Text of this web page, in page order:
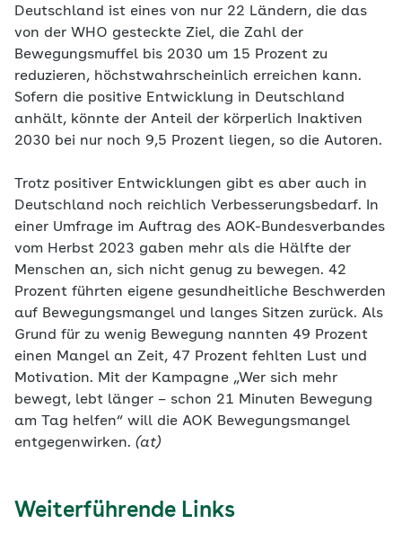
Deutschland ist eines von nur 22 Ländern, die das
von der WHO gesteckte Ziel, die Zahl der
Bewegungsmuffel bis 2030 um 15 Prozent zu
reduzieren, höchstwahrscheinlich erreichen kann.
Sofern die positive Entwicklung in Deutschland
anhält, könnte der Anteil der körperlich Inaktiven
2030 bei nur noch 9,5 Prozent liegen, so die Autoren.
Trotz positiver Entwicklungen gibt es aber auch in
Deutschland noch reichlich Verbesserungsbedarf. In
einer Umfrage im Auftrag des AOK-Bundesverbandes
vom Herbst 2023 gaben mehr als die Hälfte der
Menschen an, sich nicht genug zu bewegen. 42
Prozent führten eigene gesundheitliche Beschwerden
auf Bewegungsmangel und langes Sitzen zurück. Als
Grund für zu wenig Bewegung nannten 49 Prozent
einen Mangel an Zeit, 47 Prozent fehlten Lust und
Motivation. Mit der Kampagne „Wer sich mehr
bewegt, lebt länger – schon 21 Minuten Bewegung
am Tag helfen“ will die AOK Bewegungsmangel
entgegenwirken. (at)
Weiterführende Links